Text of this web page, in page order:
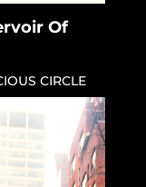
Of
CIRCLE